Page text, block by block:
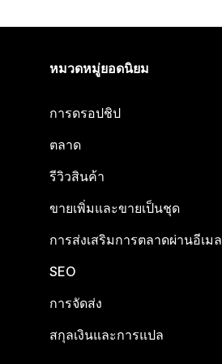
หมวดหมู่ยอดนิยม
การดรอปชิป
ตลาด
รีวิวสินค้า
ขายเพิ่มและขายเป็นชุด
การส่งเสริมการตลาดผ่านอีเมล
SEO
การจัดส่ง
สกุลเงินและการแปล